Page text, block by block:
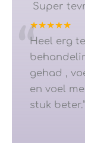
Super
★★★★★
“
Heel erg
gehad ,
en voel
stuk beter.”